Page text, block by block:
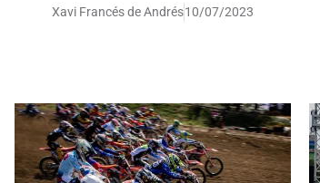
Xavi Francés de Andrés10/07/2023